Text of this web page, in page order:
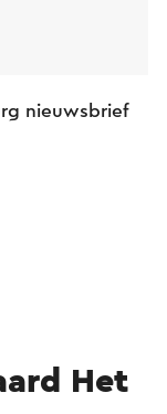
nieuwsbrief
Het